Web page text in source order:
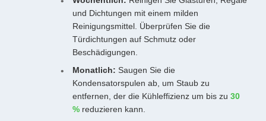
und Dichtungen mit einem milden
Reinigungsmittel. Überprüfen Sie die
Türdichtungen auf Schmutz oder
Beschädigungen.
Monatlich: Saugen Sie die
Kondensatorspulen ab, um Staub zu
entfernen, der die Kühleffizienz um bis zu 30
% reduzieren kann.